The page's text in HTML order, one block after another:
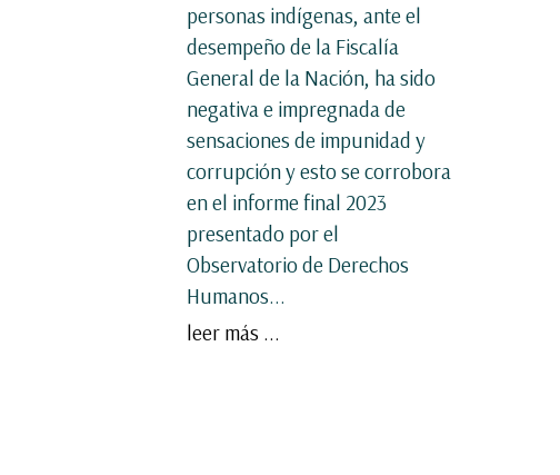
personas indígenas, ante el
desempeño de la Fiscalía
General de la Nación, ha sido
negativa e impregnada de
sensaciones de impunidad y
corrupción y esto se corrobora
en el informe final 2023
presentado por el
Observatorio de Derechos
Humanos...
leer más ...